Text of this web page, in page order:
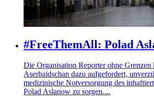
#FreeThemAll: Polad
Die Organisation Reporter ohne Grenzen
Aserbaidschan dazu aufgefordert,
medizinische Notversorgung des
Polad Aslanow zu sorgen....